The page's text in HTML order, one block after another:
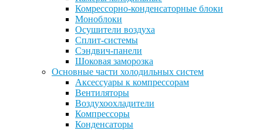
Комрессорно-конденсаторные блоки
Моноблоки
Осушители воздуха
Сплит-системы
Сэндвич-панели
Шоковая заморозка
Основные части холодильных систем
Аксессуары к компрессорам
Вентиляторы
Воздухоохладители
Компрессоры
Конденсаторы